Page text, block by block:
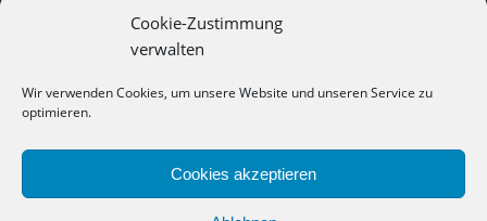
Cookie-Zustimmung
verwalten
Wir verwenden Cookies, um unsere Website und unseren Service zu
optimieren.
Cookies akzeptieren
Sprendlingen: Überörtliche Hilfe bei Industriebrand in
Sprendlingen
Rüdesheim: Aufgerissener Dieseltank
Industriepark Pferdsfeld: Brand eines Holzpolter